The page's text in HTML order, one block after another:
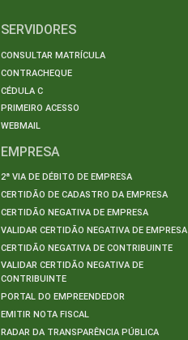
SERVIDORES
CONSULTAR MATRÍCULA
CONTRACHEQUE
CÉDULA C
PRIMEIRO ACESSO
WEBMAIL
EMPRESA
2ª VIA DE DÉBITO DE EMPRESA
CERTIDÃO DE CADASTRO DA EMPRESA
CERTIDÃO NEGATIVA DE EMPRESA
VALIDAR CERTIDÃO NEGATIVA DE EMPRESA
CERTIDÃO NEGATIVA DE CONTRIBUINTE
VALIDAR CERTIDÃO NEGATIVA DE
CONTRIBUINTE
PORTAL DO EMPREENDEDOR
EMITIR NOTA FISCAL
RADAR DA TRANSPARÊNCIA PÚBLICA